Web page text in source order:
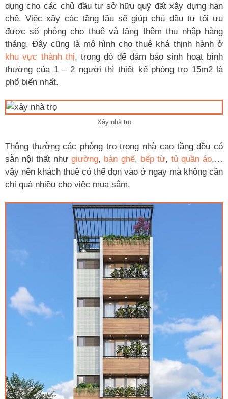
dụng cho các chủ đầu tư sở hữu quỹ đất xây dựng hạn
chế. Việc xây các tầng lầu sẽ giúp chủ đầu tư tối ưu
được số phòng cho thuê và tăng thêm thu nhập hàng
tháng. Đây cũng là mô hình cho thuê khá thịnh hành ở
khu vực thành thị, trong đó để đảm bảo sinh hoạt bình
thường của 1 – 2 người thì thiết kế phòng trọ 15m2 là
phổ biến nhất.
Xây nhà trọ
Thông thường các phòng trọ trong nhà cao tầng đều có
sẵn nội thất như giường, bàn ghế, bếp từ, tủ quần áo,…
vậy nên khách thuê có thể dọn vào ở ngay mà không cần
chi quá nhiều cho việc mua sắm.